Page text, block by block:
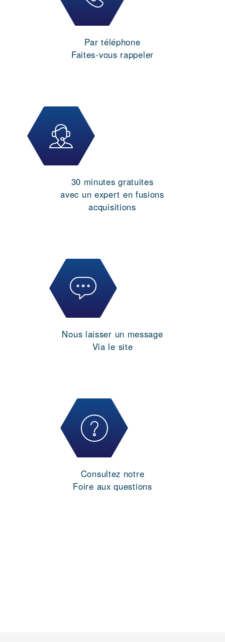
Par téléphone
Faites-vous rappeler
30 minutes gratuites
avec un expert en fusions
acquisitions
Nous laisser un message
Via le site
Consultez notre
Foire aux questions